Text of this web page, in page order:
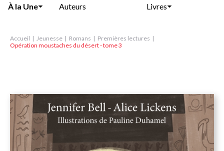
À la Une Auteurs Livres
Accueil Jeunesse Romans
Premières lectures
Opération moustaches du désert - tome 3